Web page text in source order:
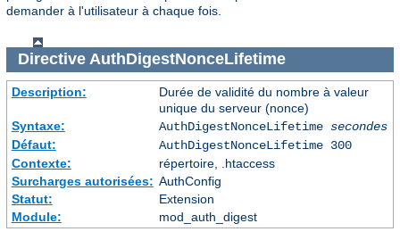
demander à l'utilisateur à chaque fois.
Directive AuthDigestNonceLifetime
Description:
Durée de validité du nombre à valeur
unique du serveur (nonce)
Syntaxe:
AuthDigestNonceLifetime secondes
Défaut:
AuthDigestNonceLifetime 300
Contexte:
répertoire, .htaccess
Surcharges autorisées: AuthConfig
Statut:
Extension
Module:
mod_auth_digest